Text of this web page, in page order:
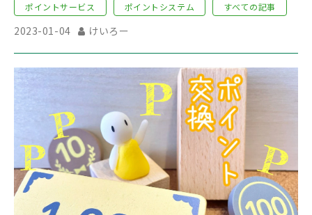
ポイントサービス ポイントシステム すべての記事
2023-01-04 けいろー